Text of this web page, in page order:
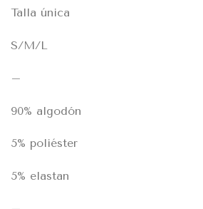
Talla única
S/M/L
–
90% algodón
5% poliéster
5% elastan